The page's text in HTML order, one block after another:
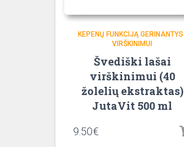
KEPENŲ FUNKCIJĄ GERINANTYS
VIRŠKINIMUI
Švediški lašai
virškinimui (40
žolelių ekstraktas)
JutaVit 500 ml
9.50€